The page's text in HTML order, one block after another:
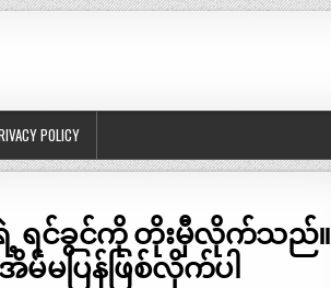
POLICY
ရဲ့ ရင်ခွင်ကို တိုးမှီလိုက်သည်။
မပြန်ဖြစ်လိုက်ပါ